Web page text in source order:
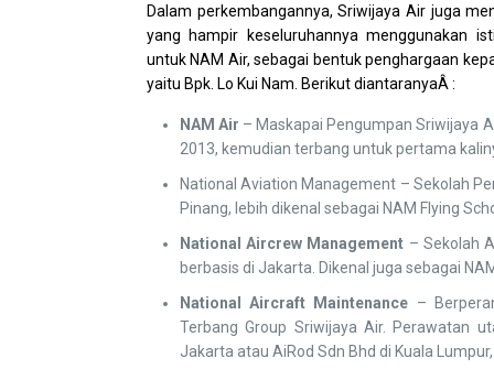
Dalam perkembangannya, Sriwijaya Air juga
yang hampir keseluruhannya menggunakan
untuk NAM Air, sebagai bentuk penghargaan
yaitu Bpk. Lo Kui Nam. Berikut diantaranyaÂ :
NAM Air – Maskapai Pengumpan Sriwijaya
2013, kemudian terbang untuk pertama
National Aviation Management – Sekolah
Pinang, lebih dikenal sebagai NAM Flying
National Aircrew Management – Sekolah
berbasis di Jakarta. Dikenal juga sebagai
National Aircraft Maintenance –
Terbang Group Sriwijaya Air. Perawatan
Jakarta atau AiRod Sdn Bhd di Kuala